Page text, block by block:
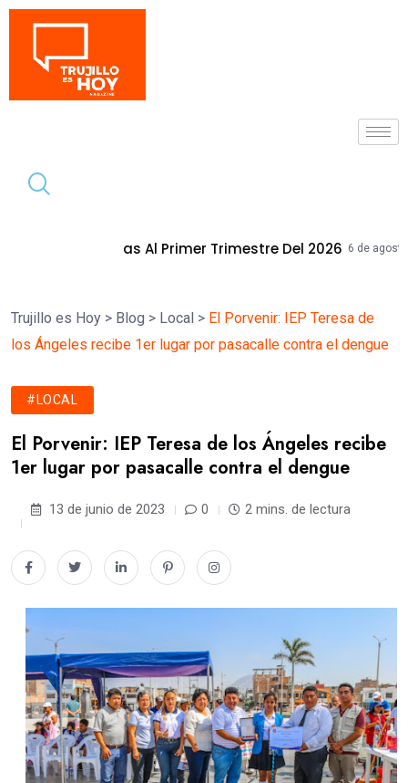
Trimestre Del 2026 6 de agosto de 2026 Mallplaza
Trujillo es Hoy > Blog > Local > El Porvenir: IEP Teresa de
los Ángeles recibe 1er lugar por pasacalle contra el dengue
#LOCAL
El Porvenir: IEP Teresa de los Ángeles recibe
1er lugar por pasacalle contra el dengue
13 de junio de 2023 0 2 mins. de lectura